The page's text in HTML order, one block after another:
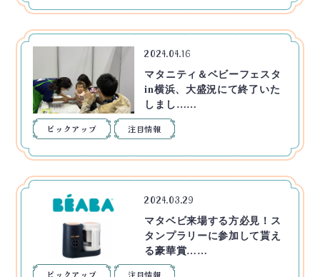
2024.04.16
マタニティ＆ベビーフェスタ
in横浜、大盛況にて終了いた
しまし……
ピックアップ 注目情報
2024.03.29
マタベビ来場する方必見！ス
タンプラリーに参加して貰え
る豪華賞……
ピックアップ 注目情報